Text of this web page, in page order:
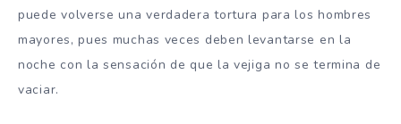
puede volverse una verdadera tortura para los hombres
mayores, pues muchas veces deben levantarse en la
noche con la sensación de que la vejiga no se termina de
vaciar.